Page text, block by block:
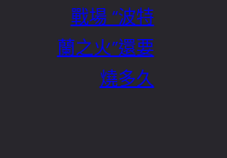
戰場 “波特
蘭之火”還要
燒多久